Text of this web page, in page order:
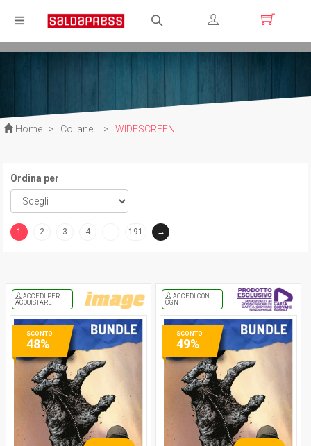
Registrati
Home > Collane > WIDESCREEN
Ordina per
1
2 3 4 … 191 →
ACCEDI PER
ACQUISTARE
SCONTO
48%
ACCEDI CON
CGN
SCONTO
49%